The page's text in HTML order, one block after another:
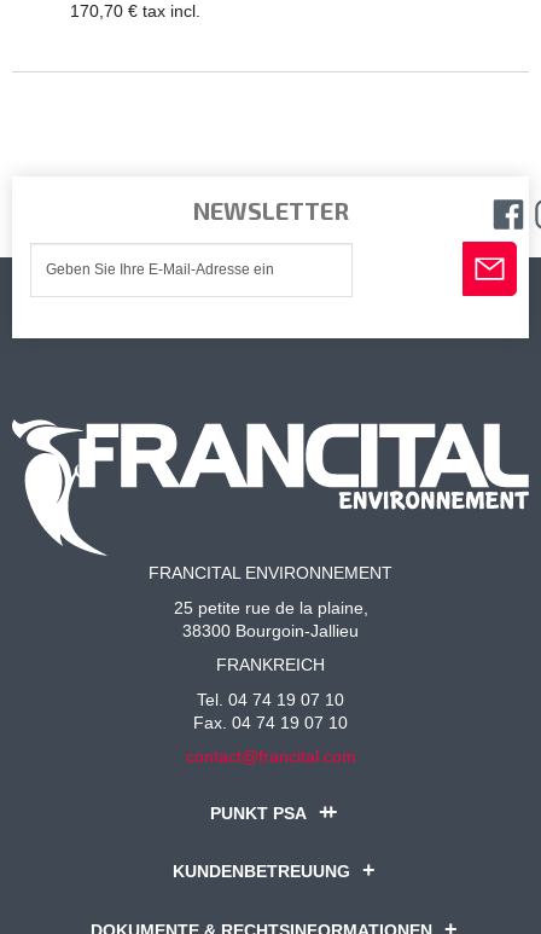
170,70 € tax incl.
NEWSLETTER
FRANCITAL ENVIRONNEMENT
25 petite rue de la plaine,
38300 Bourgoin-Jallieu
FRANKREICH
Tel. 04 74 19 07 10
Fax. 04 74 19 07 10
contact@francital.com
PUNKT PSA
KUNDENBETREUUNG
DOKUMENTE & RECHTSINFORMATIONEN